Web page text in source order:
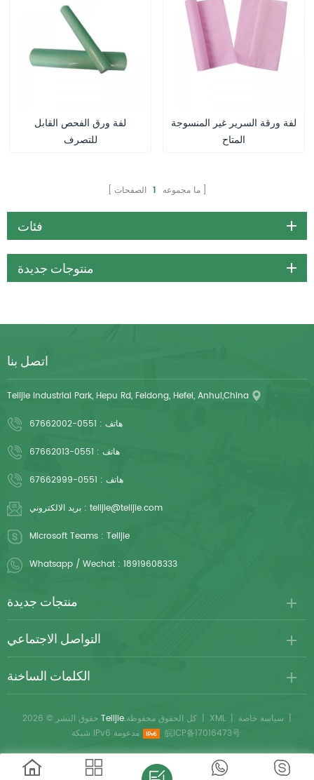
لفة ورق الفحص القابل
للتصرف
لفة ورقة السرير غير المنسوجة
المتاح
ما مجموعه 1 الصفحات
فئات
منتوجات جديدة
اتصل بنا
Telijie Industrial Park, Hepu Rd, Feidong, Hefei, Anhui,China
هاتف : 0551-67662002
هاتف : 0551-67662013
هاتف : 0551-67662999
بريد الالكتروني : telijie@telijie.com
Microsoft Teams : Telijie
Whatsapp / Wechat : 18919608333
منتجات جديدة
التواصل الاجتماعي
الكلمات الساخنة
Telijie. كل الحقوق محفوظة. | XML | سياسة خاصة |
شبكة IPv6 مدعومة
皖ICP备17016473号